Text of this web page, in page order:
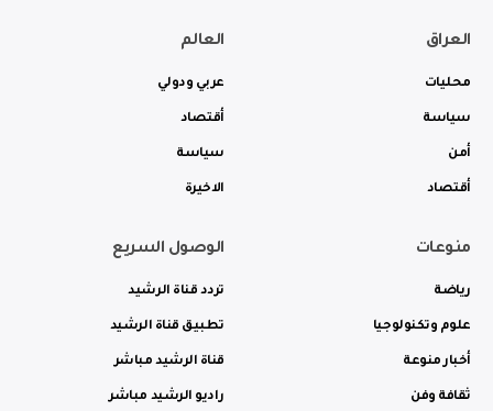
العراق
محليات
سياسة
أمن
أقتصاد
العالم
عربي ودولي
أقتصاد
سياسة
الاخيرة
منوعات
رياضة
علوم وتكنولوجيا
أخبار منوعة
ثقافة وفن
الوصول السريع
تردد قناة الرشيد
تطبيق قناة الرشيد
قناة الرشيد مباشر
راديو الرشيد مباشر